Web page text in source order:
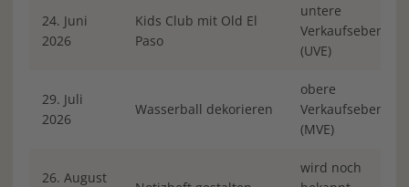
24. Juni
2026
Kids Club mit Old El
Paso
untere
Verkaufsebene
(UVE)
29. Juli
2026
Wasserball dekorieren
obere
Verkaufsebene
(MVE)
26. August
wird noch